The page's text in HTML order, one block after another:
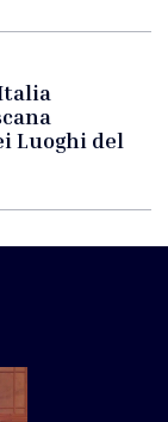
Luoghi del